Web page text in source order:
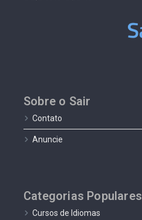
Sobre o Sair
Contato
Anuncie
Categorias Populares
Cursos de Idiomas